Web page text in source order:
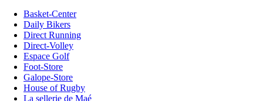
Basket-Center
Daily Bikers
Direct Running
Direct-Volley
Espace Golf
Foot-Store
Galope-Store
House of Rugby
La sellerie de Maé